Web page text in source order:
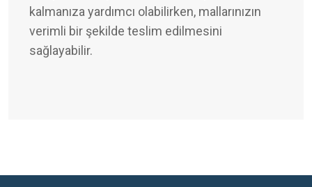
kalmanıza yardımcı olabilirken, mallarınızın
verimli bir şekilde teslim edilmesini
sağlayabilir.